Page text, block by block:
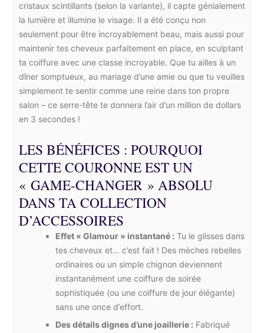
cristaux scintillants (selon la variante), il capte génialement
la lumière et illumine le visage. Il a été conçu non
seulement pour être incroyablement beau, mais aussi pour
maintenir tes cheveux parfaitement en place, en sculptant
ta coiffure avec une classe incroyable. Que tu ailles à un
dîner somptueux, au mariage d’une amie ou que tu veuilles
simplement te sentir comme une reine dans ton propre
salon – ce serre-tête te donnera l’air d’un million de dollars
en 3 secondes !
LES BÉNÉFICES : POURQUOI
CETTE COURONNE EST UN
« GAME-CHANGER » ABSOLU
DANS TA COLLECTION
D’ACCESSOIRES
Effet « Glamour » instantané : Tu le glisses dans
tes cheveux et… c’est fait ! Des mèches rebelles
ordinaires ou un simple chignon deviennent
instantanément une coiffure de soirée
sophistiquée (ou une coiffure de jour élégante)
sans une once d’effort.
Des détails dignes d’une joaillerie : Fabriqué